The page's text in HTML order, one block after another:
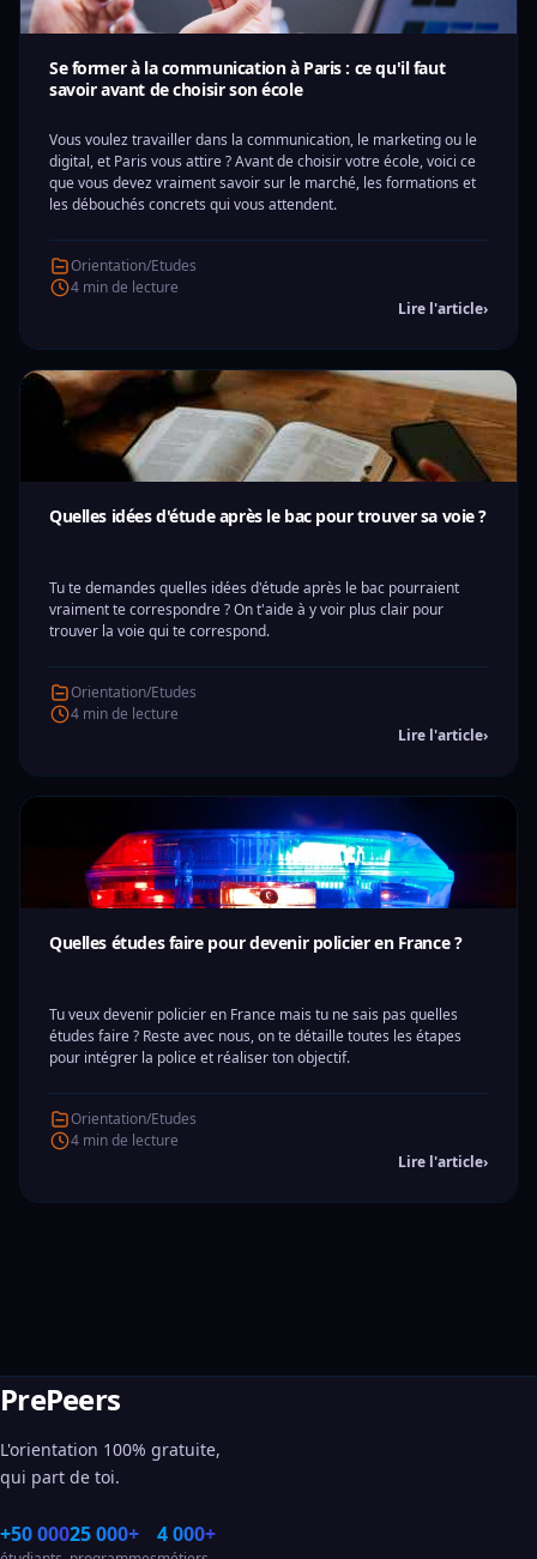
Se former à la communication à Paris : ce qu'il faut
savoir avant de choisir son école
Vous voulez travailler dans la communication, le marketing ou le
digital, et Paris vous attire ? Avant de choisir votre école, voici ce
que vous devez vraiment savoir sur le marché, les formations et
les débouchés concrets qui vous attendent.
Orientation/Etudes
4 min de lecture
Lire l'article›
Quelles idées d'étude après le bac pour trouver sa voie ?
Tu te demandes quelles idées d'étude après le bac pourraient
vraiment te correspondre ? On t'aide à y voir plus clair pour
trouver la voie qui te correspond.
Orientation/Etudes
4 min de lecture
Lire l'article›
Quelles études faire pour devenir policier en France ?
Tu veux devenir policier en France mais tu ne sais pas quelles
études faire ? Reste avec nous, on te détaille toutes les étapes
pour intégrer la police et réaliser ton objectif.
Orientation/Etudes
4 min de lecture
Lire l'article›
PrePeers
L'orientation 100% gratuite,
qui part de toi.
+50 00025 000+ 4 000+